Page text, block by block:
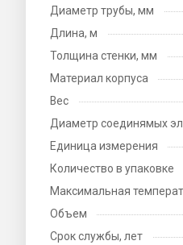
Диаметр трубы, мм
Длина, м
Толщина стенки, мм
Материал корпуса
Вес
Диаметр соединямых
Единица измерения
Количество в упаковке
Максимальная
Объем
Срок службы, лет